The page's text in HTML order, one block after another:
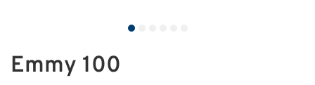
Über uns
Emmy 100